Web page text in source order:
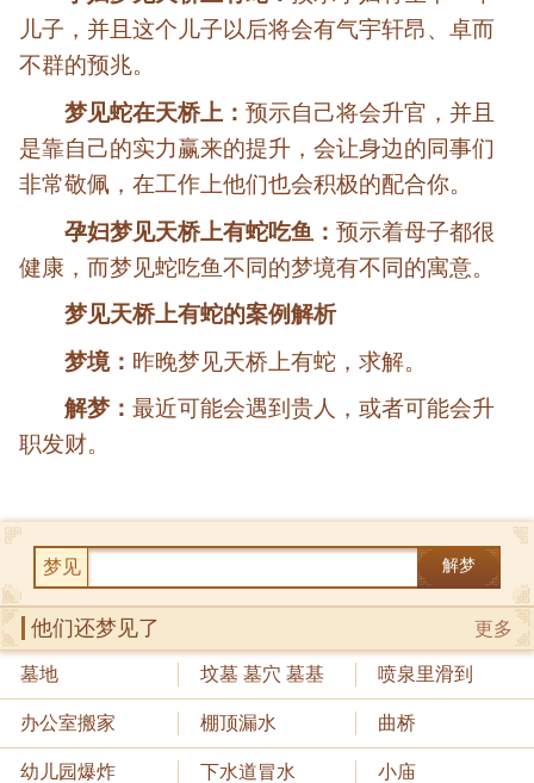
儿子，并且这个儿子以后将会有气宇轩昂、卓而
不群的预兆。
梦见蛇在天桥上：预示自己将会升官，并且
是靠自己的实力赢来的提升，会让身边的同事们
非常敬佩，在工作上他们也会积极的配合你。
孕妇梦见天桥上有蛇吃鱼：预示着母子都很
健康，而梦见蛇吃鱼不同的梦境有不同的寓意。
梦见天桥上有蛇的案例解析
梦境： 昨晚梦见天桥上有蛇，求解。
解梦：最近可能会遇到贵人，或者可能会升
职发财。
梦见 解梦
更多
他们还梦见了
墓地 坟墓 墓穴 墓基 喷泉里滑到
办公室搬家 棚顶漏水 曲桥
幼儿园爆炸 下水道冒水 小庙